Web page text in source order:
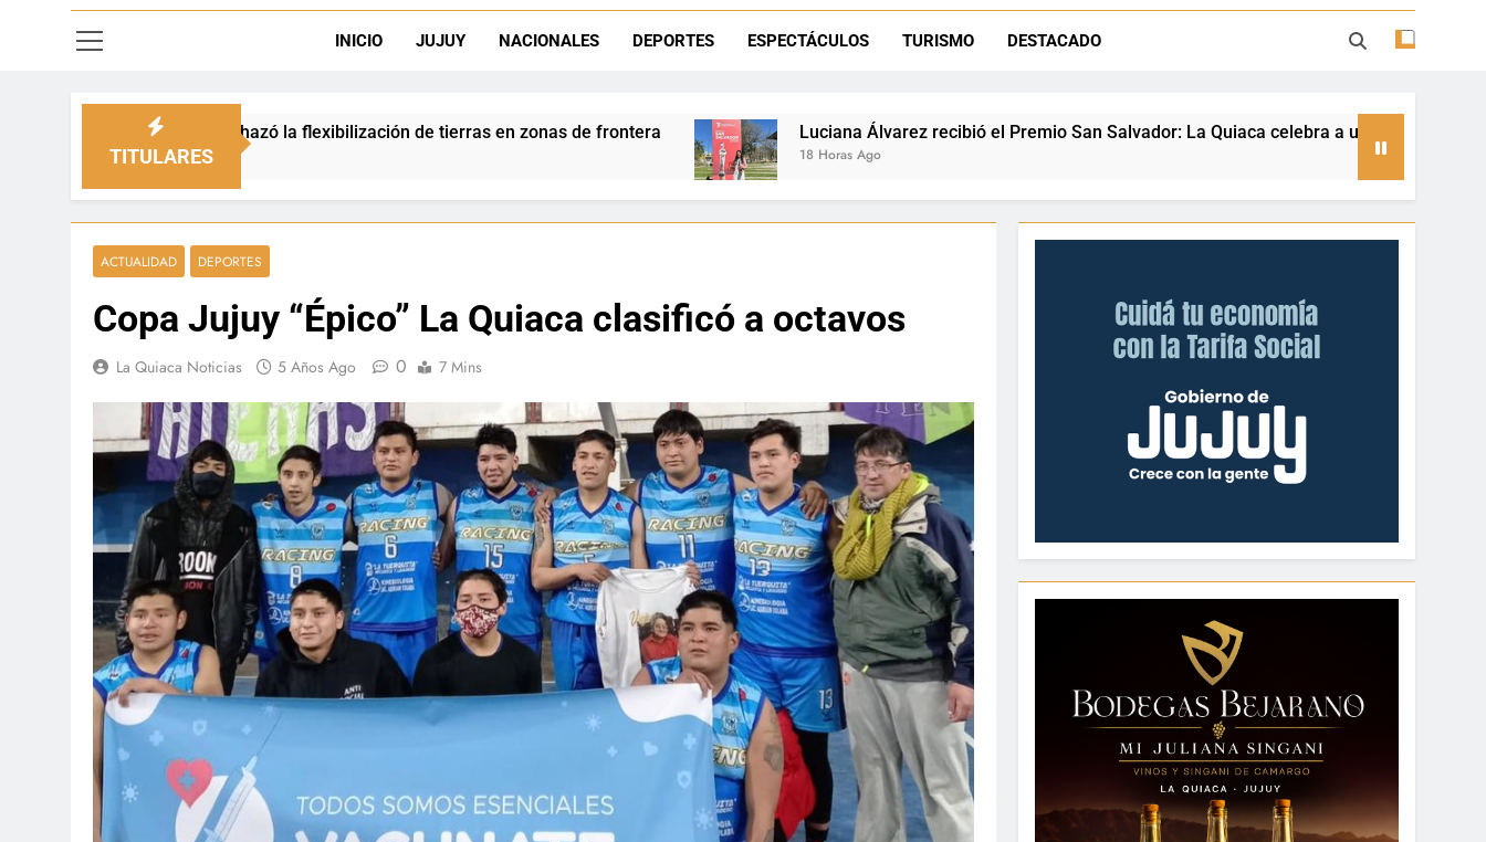
Día del Niño en La Quiaca: el municipio prepara una gran celebración con juegos, espectáculos y regalos
INICIO JUJUY NACIONALES DEPORTES ESPECTÁCULOS TURISMO DESTACADO
TITULARES
la flexibilización de tierras en zonas de frontera Luciana Álvarez recibió el Premio San Salvador: La Quiaca celebra a una referente nacional del taekwondo
ACTUALIDAD DEPORTES
Copa Jujuy “Épico” La Quiaca clasificó a octavos
La Quiaca Noticias 5 Años Ago 0 7 Mins